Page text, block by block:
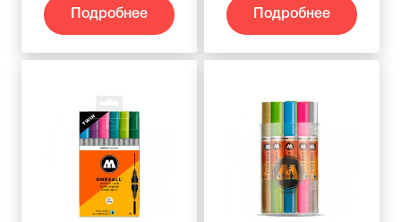
Подробнее Подробнее